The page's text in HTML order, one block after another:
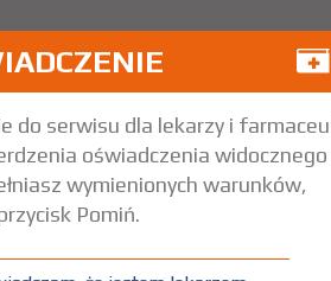
1 fiol. 20 ml
do serwisu dla lekarzy i
oświadczenia
wymienionych warunków,
Pomiń.